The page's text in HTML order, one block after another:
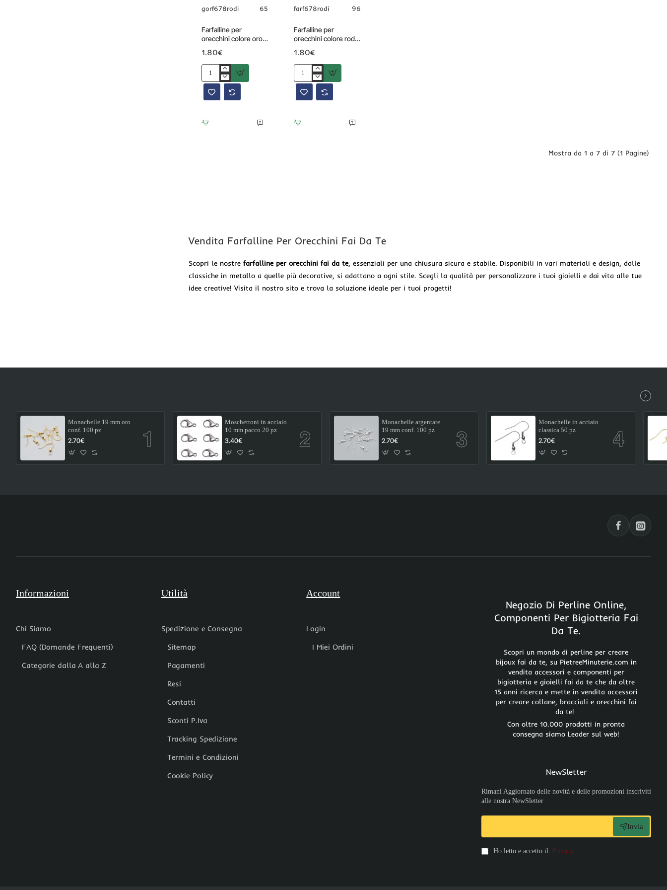
Vendita Farfalline Per Orecchini Fai Da Te
Scopri le nostre farfalline per orecchini fai da te, essenziali per una chiusura sicura e stabile. Disponibili in vari materiali e design, dalle
classiche in metallo a quelle più decorative, si adattano a ogni stile. Scegli la qualità per personalizzare i tuoi gioielli e dai vita alle tue
idee creative! Visita il nostro sito e trova la soluzione ideale per i tuoi progetti!
gorf678rodi 65
Farfalline per
orecchini colore oro 6
1.80€
Farfalline
per
orecchini
colore
mm
farf678rodi 96
Farfalline per
orecchini colore rodio
1.80€
Farfalline
per
orecchini
colore
pz
Mostra da 1 a 7 di 7 (1 Pagine)
Monachelle 19 mm oro
conf. 100 pz
2.70€
Moschettoni in acciaio
10 mm pacco 20 pz
3.40€
Monachelle argentate
19 mm conf. 100 pz
2.70€
Monachelle in acciaio
classica 50 pz
2.70€
Informazioni
Chi Siamo
FAQ (Domande Frequenti)
Categorie dalla A alla Z
Utilità
Spedizione e Consegna
Sitemap
Pagamenti
Resi
Contatti
Sconti P.Iva
Tracking Spedizione
Termini e Condizioni
Cookie Policy
Account
Login
I Miei Ordini
Negozio Di Perline Online,
Componenti Per Bigiotteria Fai
Da Te.
Scopri un mondo di perline per creare
bijoux fai da te, su PietreeMinuterie.com in
vendita accessori e componenti per
bigiotteria e gioielli fai da te che da oltre
15 anni ricerca e mette in vendita accessori
per creare collane, bracciali e orecchini fai
da te!
Con oltre 10.000 prodotti in pronta
consegna siamo Leader sul web!
NewSletter
Rimani Aggiornato delle novità e delle promozioni inscriviti
alle nostra NewSletter
Invia
Ho letto e accetto il Privacy